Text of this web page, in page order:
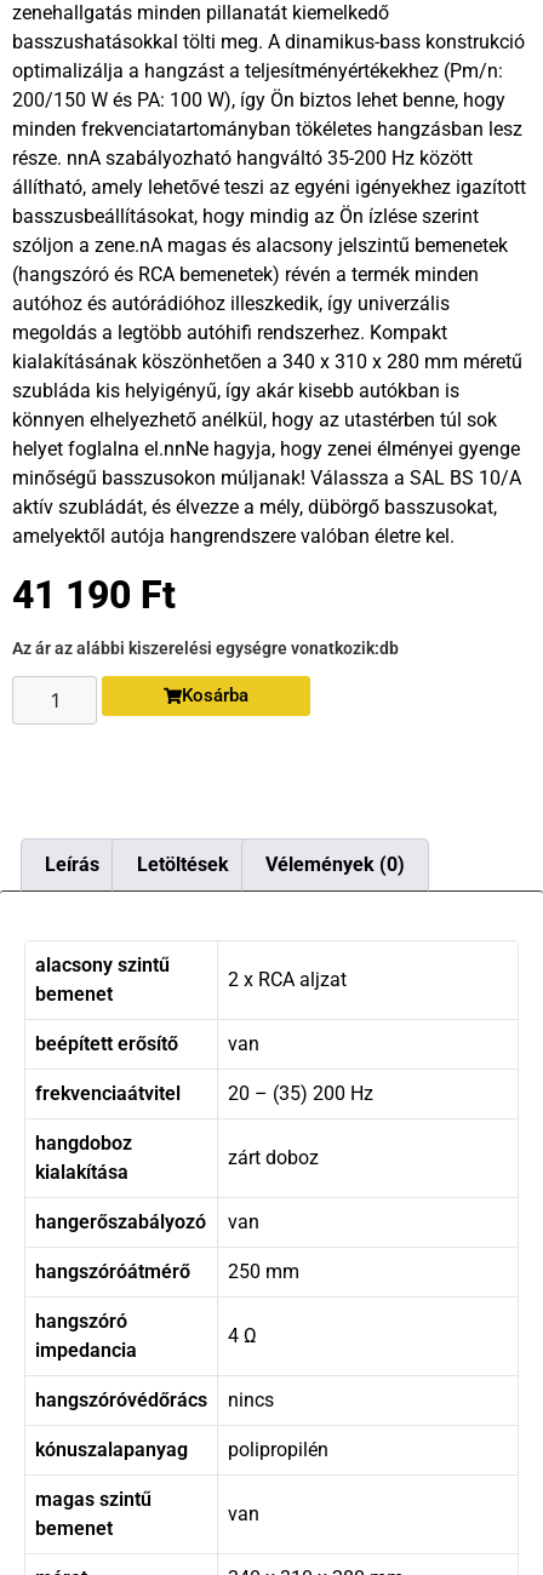
zenehallgatás minden pillanatát kiemelkedő
basszushatásokkal tölti meg. A dinamikus-bass konstrukció
optimalizálja a hangzást a teljesítményértékekhez (Pm/n:
200/150 W és PA: 100 W), így Ön biztos lehet benne, hogy
minden frekvenciatartományban tökéletes hangzásban lesz
része. nnA szabályozható hangváltó 35-200 Hz között
állítható, amely lehetővé teszi az egyéni igényekhez igazított
basszusbeállításokat, hogy mindig az Ön ízlése szerint
szóljon a zene.nA magas és alacsony jelszintű bemenetek
(hangszóró és RCA bemenetek) révén a termék minden
autóhoz és autórádióhoz illeszkedik, így univerzális
megoldás a legtöbb autóhifi rendszerhez. Kompakt
kialakításának köszönhetően a 340 x 310 x 280 mm méretű
szubláda kis helyigényű, így akár kisebb autókban is
könnyen elhelyezhető anélkül, hogy az utastérben túl sok
helyet foglalna el.nnNe hagyja, hogy zenei élményei gyenge
minőségű basszusokon múljanak! Válassza a SAL BS 10/A
aktív szubládát, és élvezze a mély, dübörgő basszusokat,
amelyektől autója hangrendszere valóban életre kel.
41 190 Ft
Az ár az alábbi kiszerelési egységre vonatkozik:db
Kosárba
Leírás Letöltések Vélemények (0)
alacsony szintű
bemenet
2 x RCA aljzat
beépített erősítő van
frekvenciaátvitel 20 – (35) 200 Hz
hangdoboz
kialakítása
zárt doboz
hangerőszabályozó van
hangszóróátmérő 250 mm
hangszóró
impedancia
4 Ω
hangszóróvédőrács nincs
kónuszalapanyag polipropilén
magas szintű
bemenet
van